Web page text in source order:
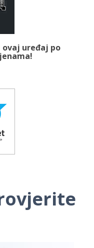
uređaj po